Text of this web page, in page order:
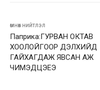
өмнөх нийтлэл
Паприка:ГУРВАН ОКТАВ
ХООЛОЙГООР ДЭЛХИЙД
ГАЙХАГДАЖ ЯВСАН АЖ
ЧИМЭДЦЭЕЭ